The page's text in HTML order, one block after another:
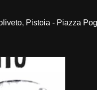
Pistoia - Piazza